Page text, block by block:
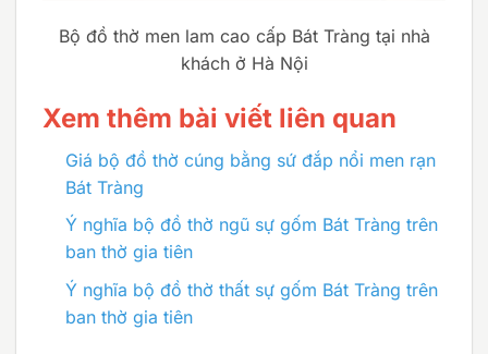
Bộ đồ thờ men lam cao cấp Bát Tràng tại nhà
khách ở Hà Nội
Xem thêm bài viết liên quan
Giá bộ đồ thờ cúng bằng sứ đắp nổi men rạn
Bát Tràng
Ý nghĩa bộ đồ thờ ngũ sự gốm Bát Tràng trên
ban thờ gia tiên
Ý nghĩa bộ đồ thờ thất sự gốm Bát Tràng trên
ban thờ gia tiên